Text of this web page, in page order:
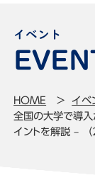
イベント
HOME イベ
全国の大学で導
イントを解説 –